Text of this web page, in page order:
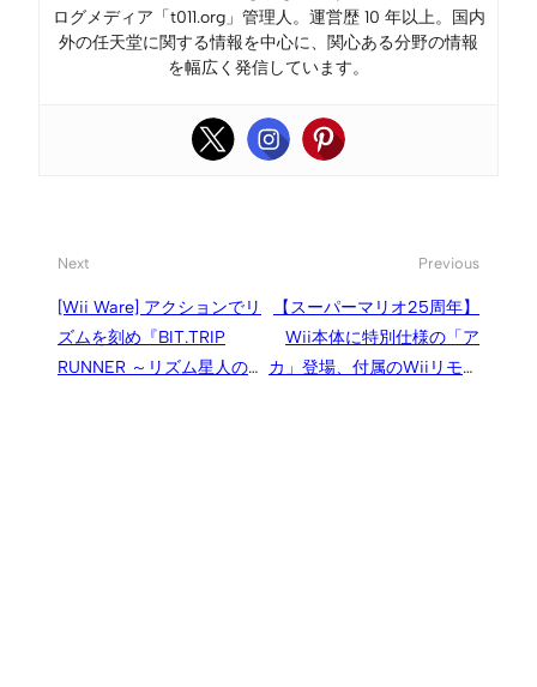
ログメディア「t011.org」管理人。運営歴 10 年以上。国内
外の任天堂に関する情報を中心に、関心ある分野の情報
を幅広く発信しています。
Next
[Wii Ware] アクションでリ
ズムを刻め『BIT.TRIP
RUNNER ～リズム星人の激
Previous
【スーパーマリオ25周年】
Wii本体に特別仕様の「ア
カ」登場、付属のWiiリモコ